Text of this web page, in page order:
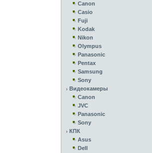
Canon
Casio
Fuji
Kodak
Nikon
Olympus
Panasonic
Pentax
Samsung
Sony
Видеокамеры
Canon
JVC
Panasonic
Sony
КПК
Asus
Dell